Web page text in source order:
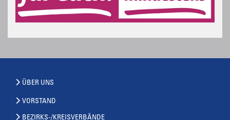
ÜBER UNS
VORSTAND
BEZIRKS-/KREISVERBÄNDE